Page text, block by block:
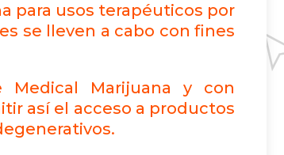
para usos terapéuticos por
se lleven a cabo con fines
Medical Marijuana y con
así el acceso a productos